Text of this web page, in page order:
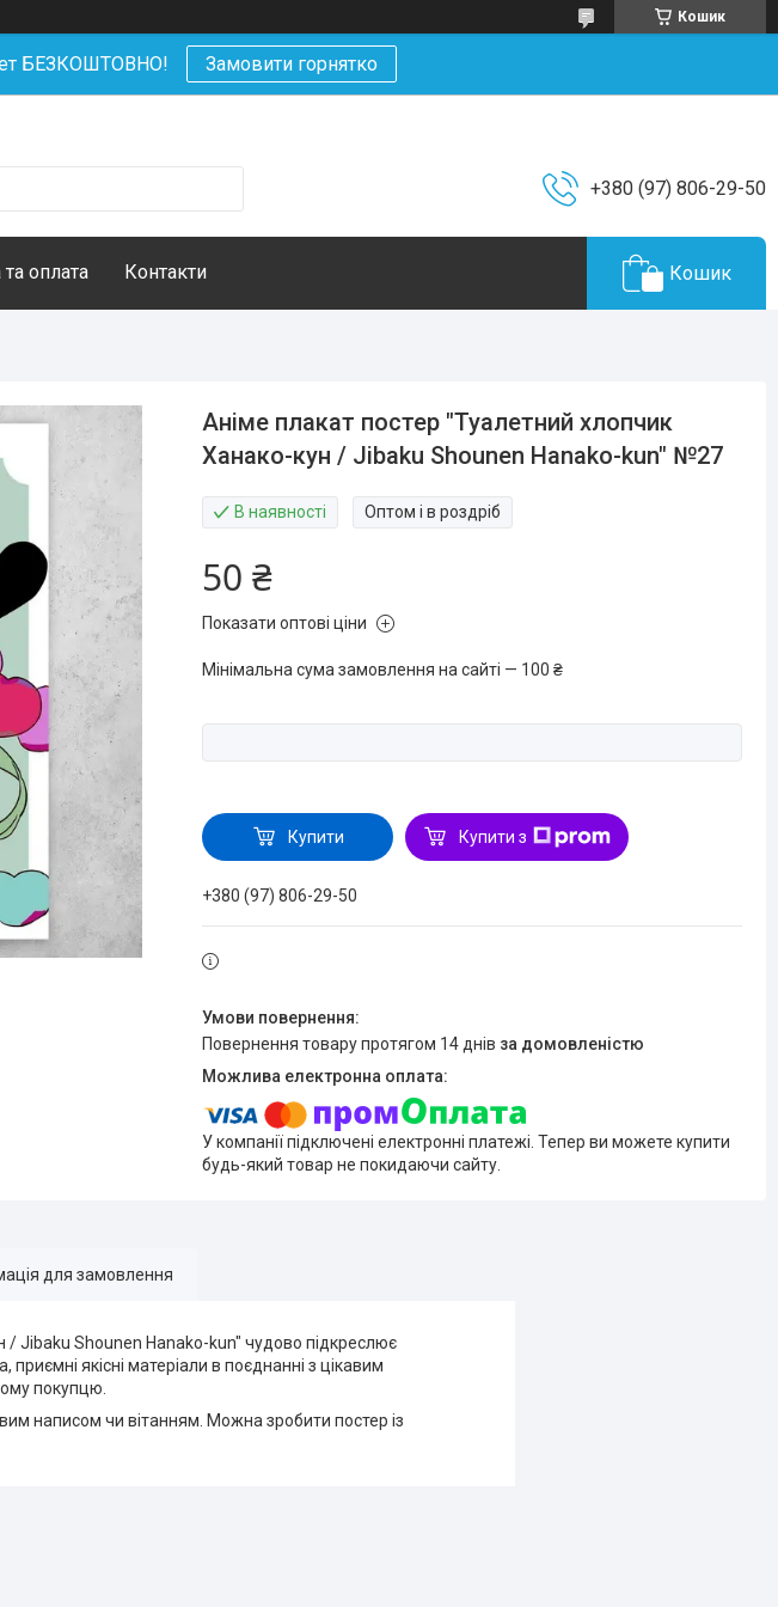
Кошик
БЕЗКОШТОВНО! Замовити горнятко
+380 (97) 806-29-50
оплата Контакти Кошик
Аніме плакат постер "Туалетний хлопчик
Ханако-кун / Jibaku Shounen Hanako-kun" №27
В наявності Оптом і в роздріб
50 ₴
Показати оптові ціни
Мінімальна сума замовлення на сайті — 100 ₴
Купити Купити з
+380 (97) 806-29-50
повернення товару протягом 14 днів за домовленістю
У компанії підключені електронні платежі. Тепер ви можете купити
будь-який товар не покидаючи сайту.
для замовлення
/ Jibaku Shounen Hanako-kun" чудово підкреслює
якісні матеріали в поєднанні з цікавим
покупцю.
написом чи вітанням. Можна зробити постер із